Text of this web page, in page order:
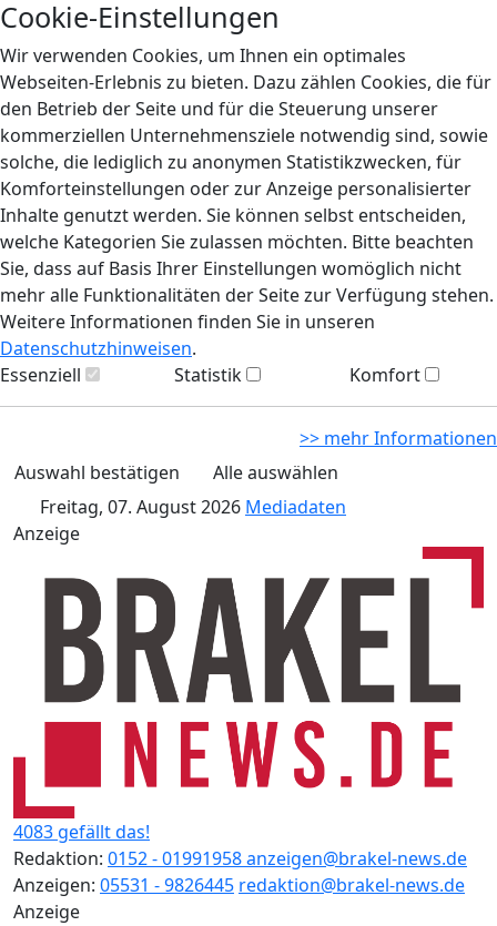
Cookie-Einstellungen
Wir verwenden Cookies, um Ihnen ein optimales
Webseiten-Erlebnis zu bieten. Dazu zählen Cookies, die für
den Betrieb der Seite und für die Steuerung unserer
kommerziellen Unternehmensziele notwendig sind, sowie
solche, die lediglich zu anonymen Statistikzwecken, für
Komforteinstellungen oder zur Anzeige personalisierter
Inhalte genutzt werden. Sie können selbst entscheiden,
welche Kategorien Sie zulassen möchten. Bitte beachten
Sie, dass auf Basis Ihrer Einstellungen womöglich nicht
mehr alle Funktionalitäten der Seite zur Verfügung stehen.
Weitere Informationen finden Sie in unseren
Datenschutzhinweisen.
Essenziell
Statistik Komfort
>> mehr Informationen
Auswahl bestätigen
Alle auswählen
Freitag, 07. August 2026 Mediadaten
Anzeige
4083 gefällt das!
Redaktion: 0152 - 01991958anzeigen@brakel-news.de
Anzeigen: 05531 - 9826445 redaktion@brakel-news.de
Anzeige